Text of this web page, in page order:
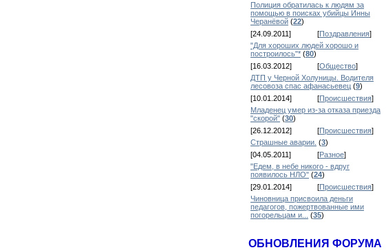
Полиция обратилась к людям за
помощью в поисках убийцы Инны
Черанёвой (22)
[24.09.2011]
[Поздравления]
"Для хороших людей хорошо и
построилось"* (80)
[16.03.2012]
[Общество]
ДТП у Черной Холуницы. Водителя
лесовоза спас афанасьевец (9)
[10.01.2014]
[Происшествия]
Младенец умер из-за отказа приезда
"скорой" (30)
[26.12.2012]
[Происшествия]
Страшные аварии. (3)
[04.05.2011]
[Разное]
"Едем, в небе никого - вдруг
появилось НЛО" (24)
[29.01.2014]
[Происшествия]
Чиновница присвоила деньги
педагогов, пожертвованные ими
погорельцам и...
(35)
ОБНОВЛЕНИЯ ФОРУМА